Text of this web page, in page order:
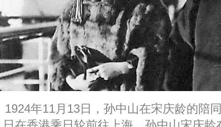
1924年11月13日，孙中山在宋庆龄的陪